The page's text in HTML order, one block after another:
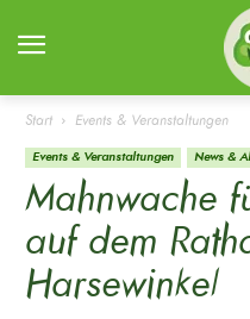
Start Events & Veranstaltungen
Events & Veranstaltungen News &
Mahnwache
auf dem
Harsewinkel